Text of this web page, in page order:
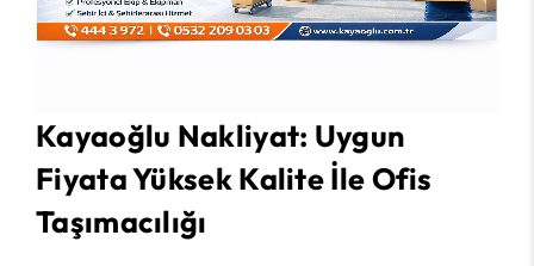
Kayaoğlu Nakliyat: Uygun
Fiyata Yüksek Kalite İle Ofis
Taşımacılığı